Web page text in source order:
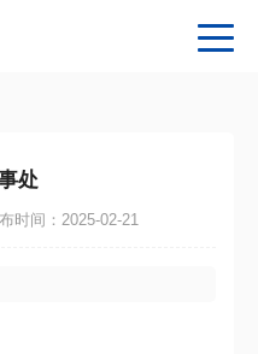
处
时间：2025-02-21